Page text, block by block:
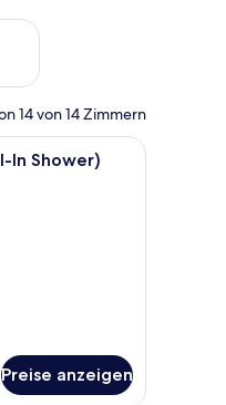
Wochenende, Aug.
14 von 14 Zimmern
mit einem Bett, einem
In Shower)
Preise anzeigen